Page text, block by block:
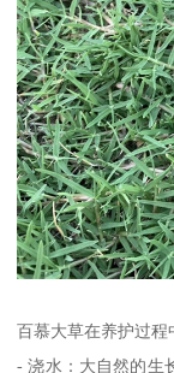
百慕大草在养护过程
- 浇水：大自然的生